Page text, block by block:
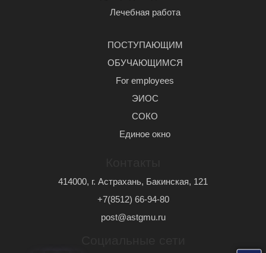
Лечебная работа
ПОСТУПАЮЩИМ
ОБУЧАЮЩИМСЯ
For employees
ЭИОС
СОКО
Единое окно
414000, г. Астрахань, Бакинская, 121
+7(8512) 66-94-80
post@astgmu.ru